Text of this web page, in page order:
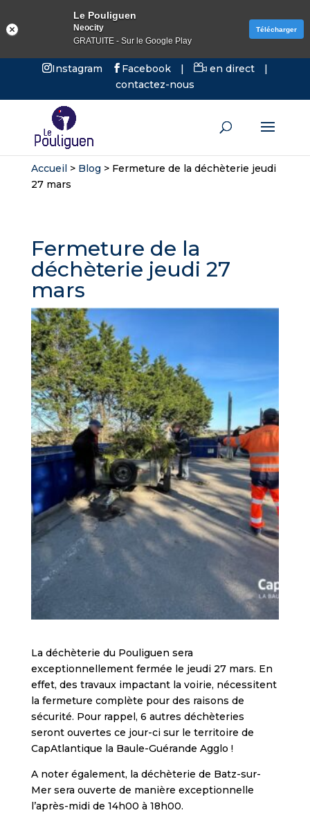
Instagram Facebook | en direct
|
contactez-nous
Accueil> Blog > Fermeture de la déchèterie jeudi
27 mars
Fermeture de la
déchèterie jeudi 27
mars
La déchèterie du Pouliguen sera
exceptionnellement fermée le jeudi 27 mars. En
effet, des travaux impactant la voirie, nécessitent
la fermeture complète pour des raisons de
sécurité. Pour rappel, 6 autres déchèteries
seront ouvertes ce jour-ci sur le territoire de
CapAtlantique la Baule-Guérande Agglo !
A noter également, la déchèterie de Batz-sur-
Mer sera ouverte de manière exceptionnelle
l’après-midi de 14h00 à 18h00.
Le Pouliguen
Neocity
GRATUITE - Sur le Google Play
Télécharger